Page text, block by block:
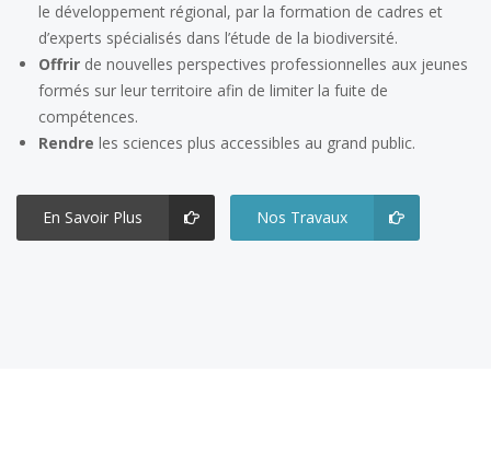
le développement régional, par la formation de cadres et
d’experts spécialisés dans l’étude de la biodiversité.
Offrir de nouvelles perspectives professionnelles aux jeunes
formés sur leur territoire afin de limiter la fuite de
compétences.
Rendre les sciences plus accessibles au grand public.
En Savoir Plus Nos Travaux